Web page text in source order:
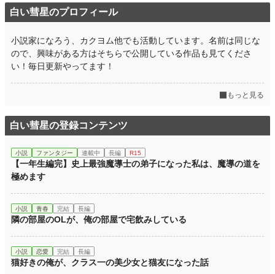
白い彗星のプロフィール
小説家になろう、カクヨム他でも活動しています。名前は同じな
ので、興味がある方はそちらで公開している作品も見てくださ
い！毎日更新やってます！
もっと見る
白い彗星の登録コンテンツ
小説 ファンタジー 連載中 長編 R15
【一年生編完】史上最強魔導士の弟子になった私は、魔導の道を
極めます
小説 青春 完結 長編
隣の部屋のOLが、俺の部屋で宅飲みしている
小説 恋愛 完結 長編
猫好きの俺が、クラス一の美少女と猫友になった話